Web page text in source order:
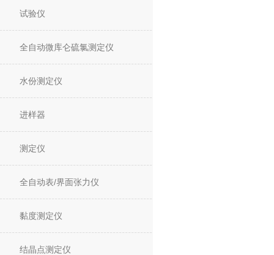
试验仪
全自动微库仑硫氯测定仪
水份测定仪
进样器
测定仪
全自动表/界面张力仪
黏度测定仪
结晶点测定仪